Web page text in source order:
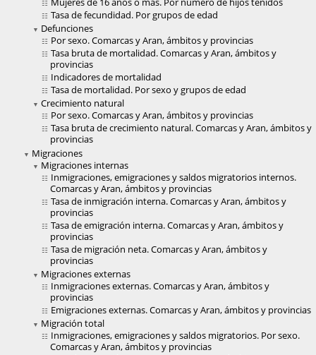
Tasa de fecundidad. Por grupos de edad
Defunciones
Por sexo. Comarcas y Aran, ámbitos y provincias
Tasa bruta de mortalidad. Comarcas y Aran, ámbitos y
provincias
Indicadores de mortalidad
Tasa de mortalidad. Por sexo y grupos de edad
Crecimiento natural
Por sexo. Comarcas y Aran, ámbitos y provincias
Tasa bruta de crecimiento natural. Comarcas y Aran, ámbitos y
provincias
Migraciones
Migraciones internas
Inmigraciones, emigraciones y saldos migratorios internos.
Comarcas y Aran, ámbitos y provincias
Tasa de inmigración interna. Comarcas y Aran, ámbitos y
provincias
Tasa de emigración interna. Comarcas y Aran, ámbitos y
provincias
Tasa de migración neta. Comarcas y Aran, ámbitos y
provincias
Migraciones externas
Inmigraciones externas. Comarcas y Aran, ámbitos y
provincias
Emigraciones externas. Comarcas y Aran, ámbitos y provincias
Migración total
Inmigraciones, emigraciones y saldos migratorios. Por sexo.
Comarcas y Aran, ámbitos y provincias